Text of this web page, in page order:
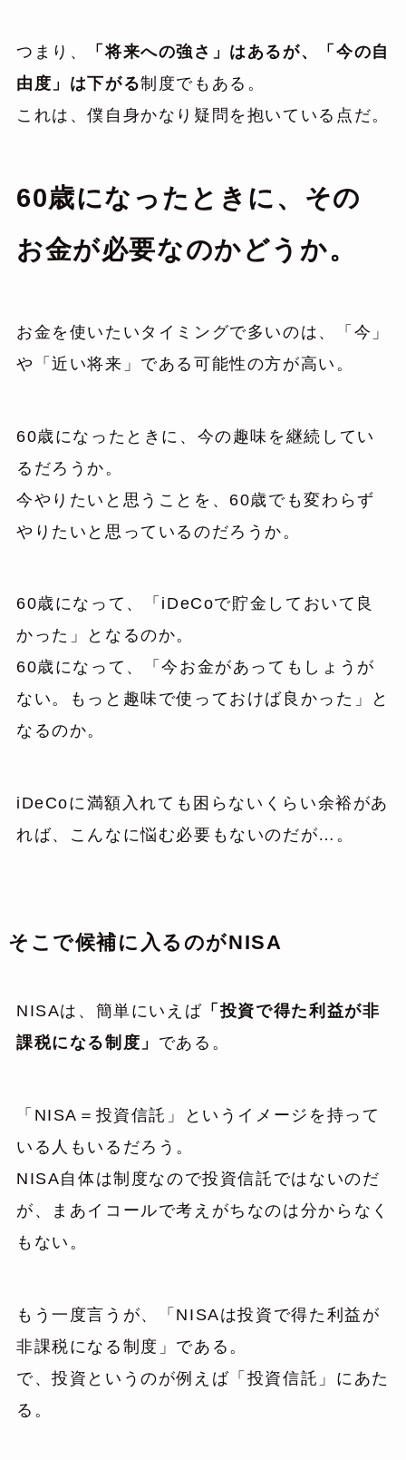
つまり、
「将来への強さ」はあるが、「今の自
由度」は下がる制度でもある。
これは、僕自身かなり疑問を抱いている点だ。
60歳になったときに、その
お金が必要なのかどうか。
お金を使いたいタイミングで多いのは、「今」
や「近い将来」である可能性の方が高い。
60歳になったときに、今の趣味を継続してい
るだろうか。
今やりたいと思うことを、60歳でも変わらず
やりたいと思っているのだろうか。
60歳になって、「iDeCoで貯金しておいて良
かった」となるのか。
60歳になって、「今お金があってもしょうが
ない。もっと趣味で使っておけば良かった」と
なるのか。
iDeCoに満額入れても困らないくらい余裕があ
れば、こんなに悩む必要もないのだが…。
そこで候補に入るのがNISA
NISAは、簡単にいえば 「投資で得た利益が非
課税になる制度」 である。
「NISA＝投資信託」というイメージを持って
いる人もいるだろう。
NISA自体は制度なので投資信託ではないのだ
が、まあイコールで考えがちなのは分からなく
もない。
もう一度言うが、「NISAは投資で得た利益が
非課税になる制度」である。
で、投資というのが例えば「投資信託」にあた
る。